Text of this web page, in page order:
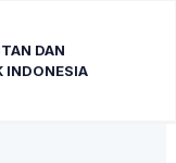
DAN
INDONESIA